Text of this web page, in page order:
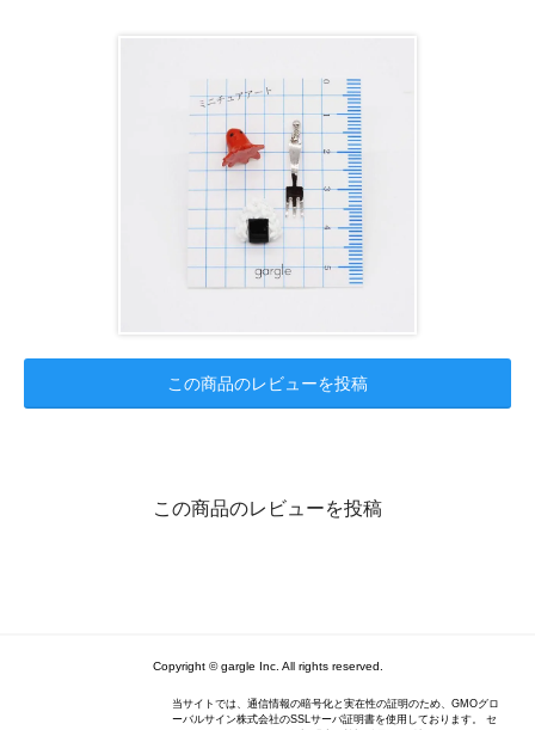
この商品のレビューを投稿
この商品のレビューを投稿
Copyright © gargle Inc. All rights reserved.
当サイトでは、通信情報の暗号化と実在性の証明のため、GMOグロ
ーバルサイン株式会社のSSLサーバ証明書を使用しております。 セ